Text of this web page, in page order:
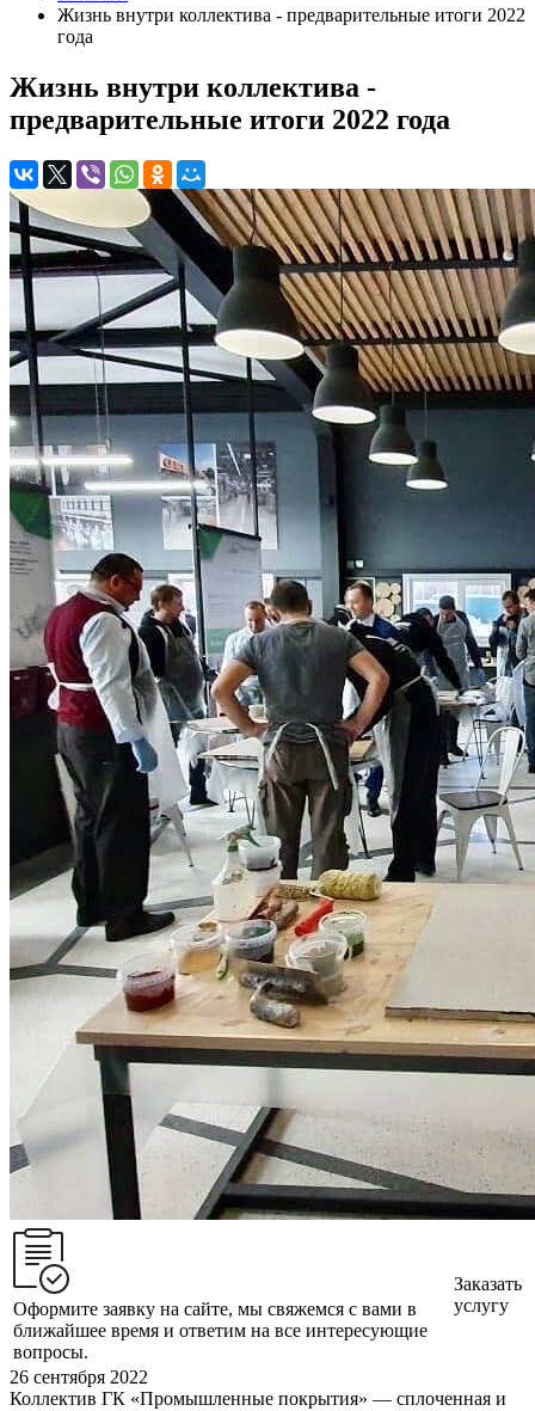
Жизнь внутри коллектива - предварительные итоги 2022
года
Жизнь внутри коллектива -
предварительные итоги 2022 года
Оформите заявку на сайте, мы свяжемся с вами в
ближайшее время и ответим на все интересующие
вопросы.
Заказать
услугу
26 сентября 2022
Коллектив ГК «Промышленные покрытия» — сплоченная и